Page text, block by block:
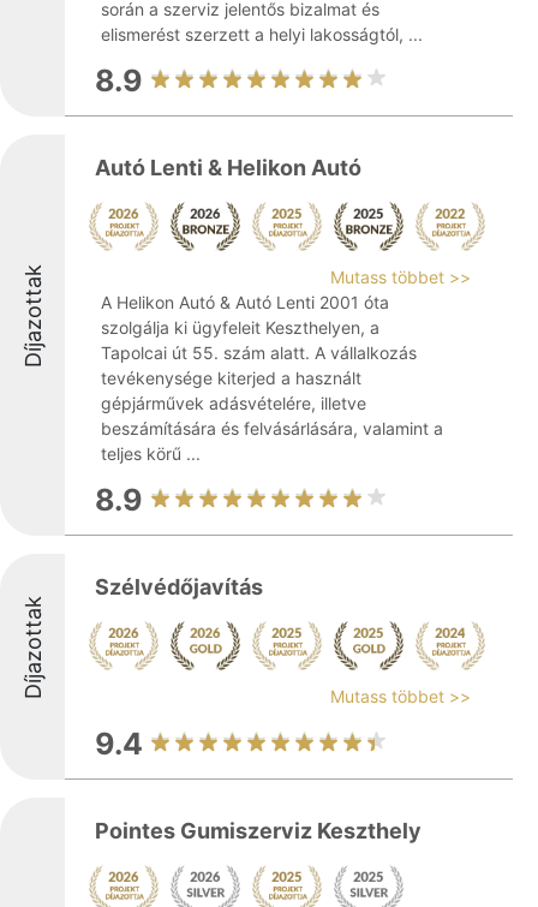
során a szerviz jelentős bizalmat és
elismerést szerzett a helyi lakosságtól, ...
8.9
Díjazottak
Autó Lenti & Helikon Autó
Mutass többet >>
A Helikon Autó & Autó Lenti 2001 óta
szolgálja ki ügyfeleit Keszthelyen, a
Tapolcai út 55. szám alatt. A vállalkozás
tevékenysége kiterjed a használt
gépjárművek adásvételére, illetve
beszámítására és felvásárlására, valamint a
teljes körű ...
8.9
Díjazottak
Szélvédőjavítás
Mutass többet >>
9.4
Pointes Gumiszerviz Keszthely